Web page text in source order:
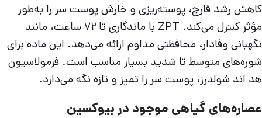
کاهش رشد قارچ، پوسته‌ریزی و خارش پوست سر را به‌طور
مؤثر کنترل می‌کند. ZPT با ماندگاری تا ۷۲ ساعت، مانند
نگهبانی وفادار، محافظتی مداوم ارائه می‌دهد. این ماده برای
شوره‌های متوسط تا شدید بسیار مناسب است. فرمولاسیون
هد اند شولدرز، پوست سر را تمیز و تازه نگه می‌دارد.
عصاره‌های گیاهی موجود در بیوکسین